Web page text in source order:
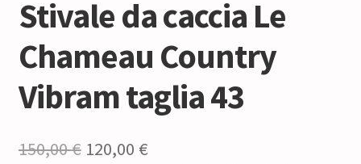
Stivale da caccia Le
Chameau Country
Vibram taglia 43
150,00€ Il
120,00 €Il